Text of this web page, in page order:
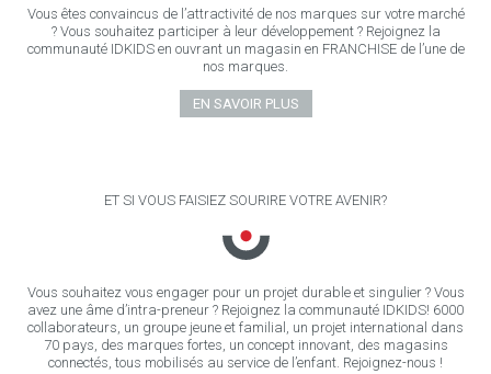
Vous êtes convaincus de l’attractivité de nos marques sur votre marché
? Vous souhaitez participer à leur développement ? Rejoignez la
communauté IDKIDS en ouvrant un magasin en FRANCHISE de l’une de
nos marques.
EN SAVOIR PLUS
ET SI VOUS FAISIEZ SOURIRE VOTRE AVENIR?
Vous souhaitez vous engager pour un projet durable et singulier ? Vous
avez une âme d’intra-preneur ? Rejoignez la communauté IDKIDS! 6000
collaborateurs, un groupe jeune et familial, un projet international dans
70 pays, des marques fortes, un concept innovant, des magasins
connectés, tous mobilisés au service de l’enfant. Rejoignez-nous !